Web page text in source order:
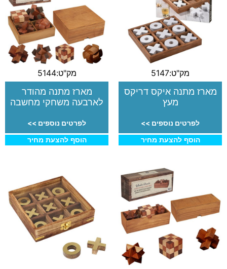
מק"ט:5147
מארז מתנה איקס דריקס
מעץ
לפרטים נוספים >>
הוסף להצעת מחיר
מק"ט:5144
מארז מתנה מהודר
לארבעה משחקי מחשבה
לפרטים נוספים >>
הוסף להצעת מחיר